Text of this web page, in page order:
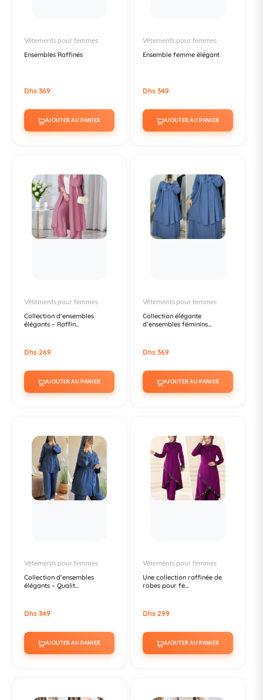
Vêtements pour femmes
Ensembles Raffinés
Dhs 369
AJOUTER AU PANIER
Vêtements pour femmes
Ensemble femme élégant
Dhs 349
AJOUTER AU PANIER
Vêtements pour femmes
Collection d’ensembles
élégants – Raffin...
Dhs 269
AJOUTER AU PANIER
Vêtements pour femmes
Collection élégante
d’ensembles féminins...
Dhs 369
AJOUTER AU PANIER
Vêtements pour femmes
Collection d’ensembles
élégants – Qualit...
Dhs 349
AJOUTER AU PANIER
Vêtements pour femmes
Une collection raffinée de
robes pour fe...
Dhs 299
AJOUTER AU PANIER